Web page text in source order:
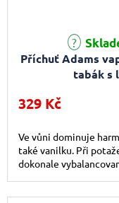
Příchuť Adams
tabák s
329 Kč
Ve vůni dominuje
také vanilku. Při
dokonale